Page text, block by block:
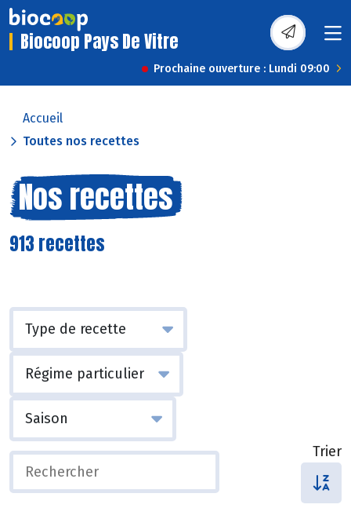
Biocoop Pays De Vitre
Prochaine ouverture : Lundi 09:00
Accueil
Toutes nos recettes
Nos recettes
913 recettes
Trier